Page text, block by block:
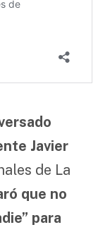
Javier
de La
que no
para